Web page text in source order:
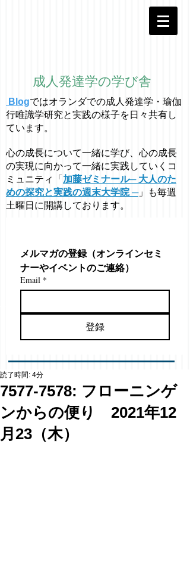
成人発達学の学び舎
Blogではオラ ンダでの成人発達学・ 瑜伽
行唯識学研究と実践の様子を日々共有し
ています。
心の成長について一緒に学び、心の成長
の実現に向かって一緒に実践していくコ
ミュニティ「 加藤ゼミナール─ 大人のた
めの探究と実践の週末大学院 ─」も毎週
土曜日に開講しております。
メルマガの登録（オンラインセミ
ナーやイベントのご連絡）
Email *
登録
7577-7578: フローニンゲ
ンからの便り 2021年12
月23（木）
読了時間: 4分